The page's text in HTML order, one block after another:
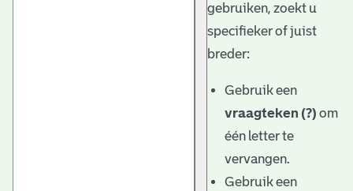
gebruiken, zoekt u
specifieker of juist
breder:
Gebruik een
vraagteken (?) om
één letter te
vervangen.
Gebruik een